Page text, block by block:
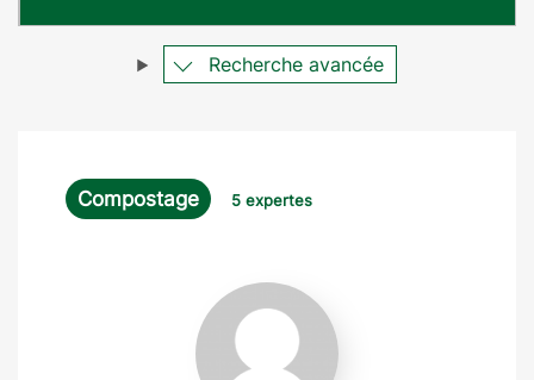
e
Recherche avancée
Compostage 5 expertes
Isabelle
Lacourt